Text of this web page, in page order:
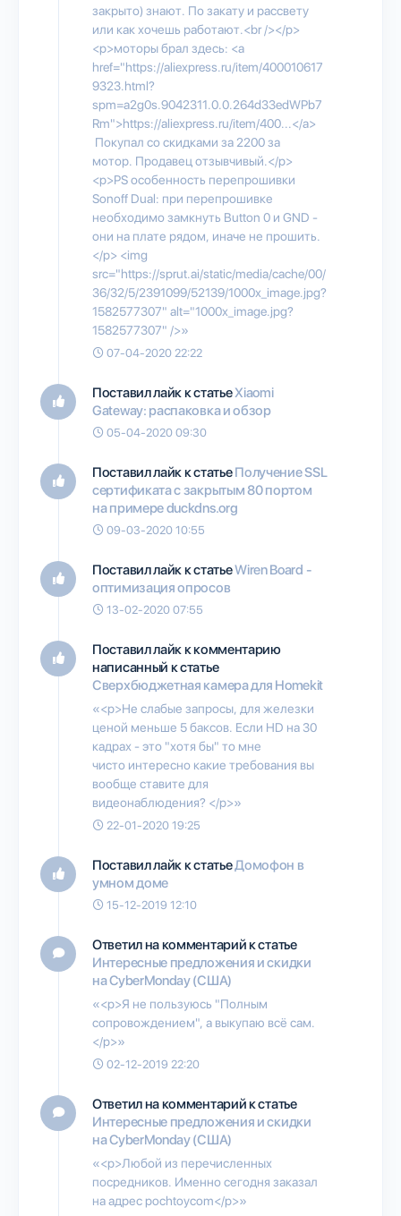
закрыто) знают. По закату и рассвету
или как хочешь работают.<br /></p>
<p>моторы брал здесь: <a
href="https://aliexpress.ru/item/400010617
9323.html?
spm=a2g0s.9042311.0.0.264d33edWPb7
Rm">https://aliexpress.ru/item/400...</a>
Покупал со скидками за 2200 за
мотор. Продавец отзывчивый.</p>
<p>PS особенность перепрошивки
Sonoff Dual: при перепрошивке
необходимо замкнуть Button 0 и GND -
они на плате рядом, иначе не прошить.
</p> <img
src="https://sprut.ai/static/media/cache/00/
36/32/5/2391099/52139/1000x_image.jpg?
1582577307" alt="1000x_image.jpg?
1582577307" />»
07-04-2020 22:22
Поставил лайк к статьеXiaomi
Gateway: распаковка и обзор
05-04-2020 09:30
Поставил лайк к статьеПолучение SSL
сертификата с закрытым 80 портом
на примере duckdns.org
09-03-2020 10:55
Поставил лайк к статьеWiren Board -
оптимизация опросов
13-02-2020 07:55
Поставил лайк к комментарию
написанный к статье
Сверхбюджетная камера для Homekit
«<p>Не слабые запросы, для железки
ценой меньше 5 баксов. Если HD на 30
кадрах - это "хотя бы" то мне
чисто интересно какие требования вы
вообще ставите для
видеонаблюдения? </p>»
22-01-2020 19:25
Поставил лайк к статьеДомофон в
умном доме
15-12-2019 12:10
Ответил на комментарий к статье
Интересные предложения и скидки
на CyberMonday (США)
«<p>Я не пользуюсь "Полным
сопровождением", а выкупаю всё сам.
</p>»
02-12-2019 22:20
Ответил на комментарий к статье
Интересные предложения и скидки
на CyberMonday (США)
«<p>Любой из перечисленных
посредников. Именно сегодня заказал
на адрес pochtoycom</p>»